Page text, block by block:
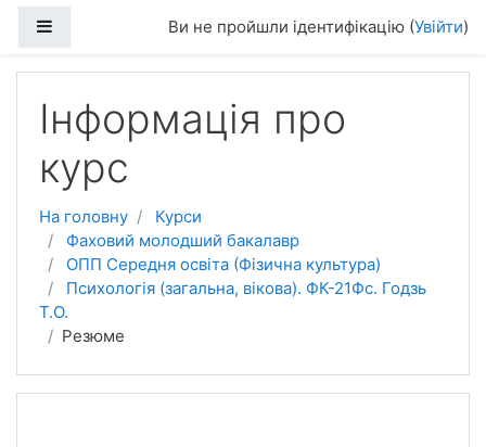
Ви не пройшли ідентифікацію (Увійти)
Інформація про
курс
На головну
Курси
Фаховий молодший бакалавр
ОПП Середня освіта (Фізична культура)
Психологія (загальна, вікова). ФК-21Фс. Годзь
Т.О.
Резюме